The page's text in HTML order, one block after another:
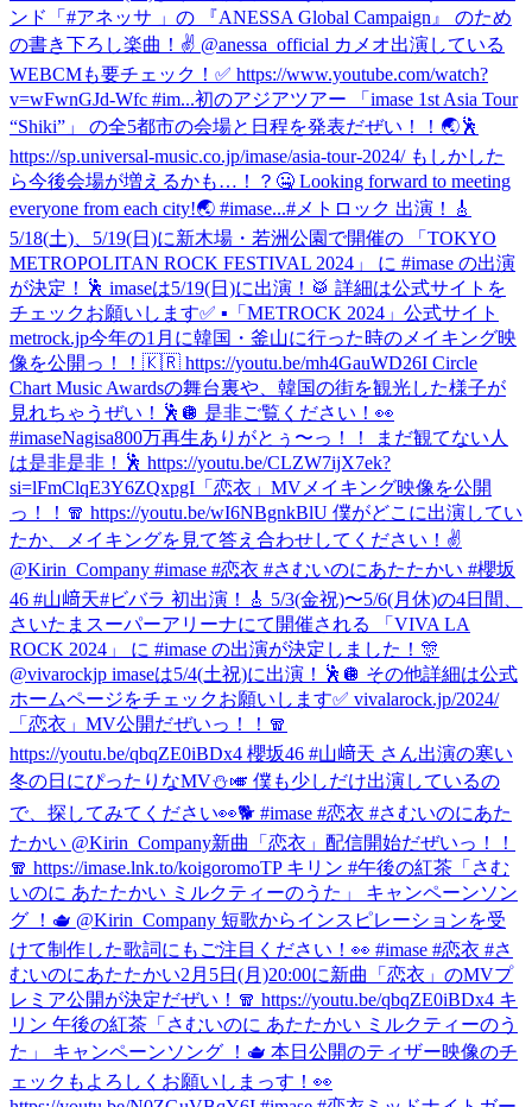
ンド「#アネッサ 」の 『ANESSA Global Campaign』 のため
の書き下ろし楽曲！✌️ @anessa_official カメオ出演している
WEBCMも要チェック！✅ https://www.youtube.com/watch?
v=wFwnGJd-Wfc #im...初のアジアツアー 「imase 1st Asia Tour
“Shiki”」 の全5都市の会場と日程を発表だぜい！！🌏🕺
https://sp.universal-music.co.jp/imase/asia-tour-2024/ もしかした
ら今後会場が増えるかも…！？🤐 Looking forward to meeting
everyone from each city!🌏 #imase...#メトロック 出演！🎸
5/18(土)、5/19(日)に新木場・若洲公園で開催の 「TOKYO
METROPOLITAN ROCK FESTIVAL 2024」 に #imase の出演
が決定！🕺 imaseは5/19(日)に出演！🥁 詳細は公式サイトを
チェックお願いします✅ ▪︎「METROCK 2024」公式サイト
metrock.jp今年の1月に韓国・釜山に行った時のメイキング映
像を公開っ！！🇰🇷 https://youtu.be/mh4GauWD26I Circle
Chart Music Awardsの舞台裏や、韓国の街を観光した様子が
見れちゃうぜい！🕺🪩 是非ご覧ください！👀
#imaseNagisa800万再生ありがとぅ〜っ！！ まだ観てない人
は是非是非！🕺 https://youtu.be/CLZW7ijX7ek?
si=lFmClqE3Y6ZQxpgI 「恋衣」MVメイキング映像を公開
っ！！🧣 https://youtu.be/wI6NBgnkBlU 僕がどこに出演してい
たか、メイキングを見て答え合わせしてください！✌️
@Kirin_Company #imase #恋衣 #さむいのにあたたかい #櫻坂
46 #山﨑天#ビバラ 初出演！🎸 5/3(金祝)〜5/6(月休)の4日間、
さいたまスーパーアリーナにて開催される 「VIVA LA
ROCK 2024」 に #imase の出演が決定しました！🎊
@vivarockjp imaseは5/4(土祝)に出演！🕺🪩 その他詳細は公式
ホームページをチェックお願いします✅ vivalarock.jp/2024/
「恋衣」MV公開だぜいっ！！🧣
https://youtu.be/qbqZE0iBDx4 櫻坂46 #山﨑天 さん出演の寒い
冬の日にぴったりなMV⛄️🎺 僕も少しだけ出演しているの
で、探してみてください👀🐕 #imase #恋衣 #さむいのにあた
たかい @Kirin_Company新曲「恋衣」配信開始だぜいっ！！
🧣 https://imase.lnk.to/koigoromoTP キリン #午後の紅茶「さむ
いのに あたたかい ミルクティーのうた」 キャンペーンソン
グ ！🫖 @Kirin_Company 短歌からインスピレーションを受
けて制作した歌詞にもご注目ください！👀 #imase #恋衣 #さ
むいのにあたたかい2月5日(月)20:00に新曲「恋衣」のMVプ
レミア公開が決定だぜい！🧣 https://youtu.be/qbqZE0iBDx4 キ
リン 午後の紅茶「さむいのに あたたかい ミルクティーのう
た」 キャンペーンソング ！🫖 本日公開のティザー映像のチ
ェックもよろしくお願いしまっす！👀